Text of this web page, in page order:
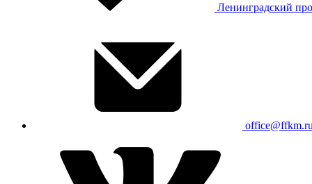
Ленинградский
office@ffkm.ru